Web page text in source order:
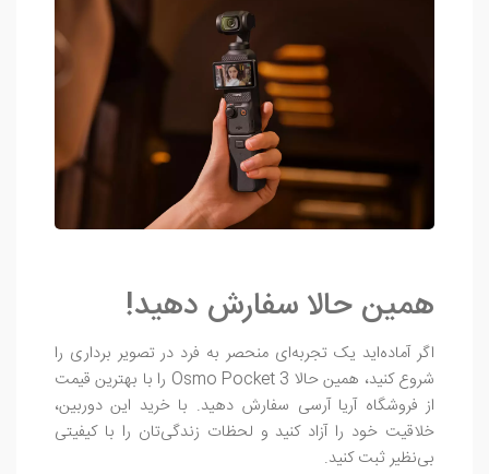
همین حالا سفارش دهید!
اگر آماده‌اید یک تجربه‌ای منحصر به فرد در تصویر برداری را
شروع کنید، همین حالا Osmo Pocket 3 را با بهترین قیمت
از فروشگاه آریا آرسی سفارش دهید. با خرید این دوربین،
خلاقیت خود را آزاد کنید و لحظات زندگی‌تان را با کیفیتی
بی‌نظیر ثبت کنید.